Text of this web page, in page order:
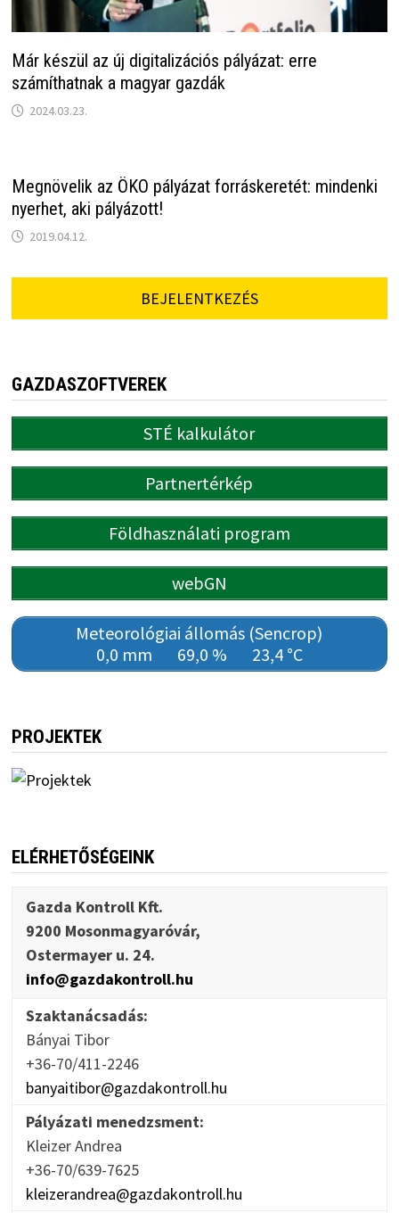
Már készül az új digitalizációs pályázat: erre
számíthatnak a magyar gazdák
2024.03.23.
Megnövelik az ÖKO pályázat forráskeretét: mindenki
nyerhet, aki pályázott!
2019.04.12.
BEJELENTKEZÉS
GAZDASZOFTVEREK
STÉ kalkulátor
Partnertérkép
Földhasználati program
webGN
Meteorológiai állomás (Sencrop)
0,0 mm
69,0 % 23,4 °C
PROJEKTEK
ELÉRHETŐSÉGEINK
Gazda Kontroll Kft.
9200 Mosonmagyaróvár,
Ostermayer u. 24.
info@gazdakontroll.hu
Szaktanácsadás:
Bányai Tibor
+36-70/411-2246
banyaitibor@gazdakontroll.hu
Pályázati menedzsment:
Kleizer Andrea
+36-70/639-7625
kleizerandrea@gazdakontroll.hu